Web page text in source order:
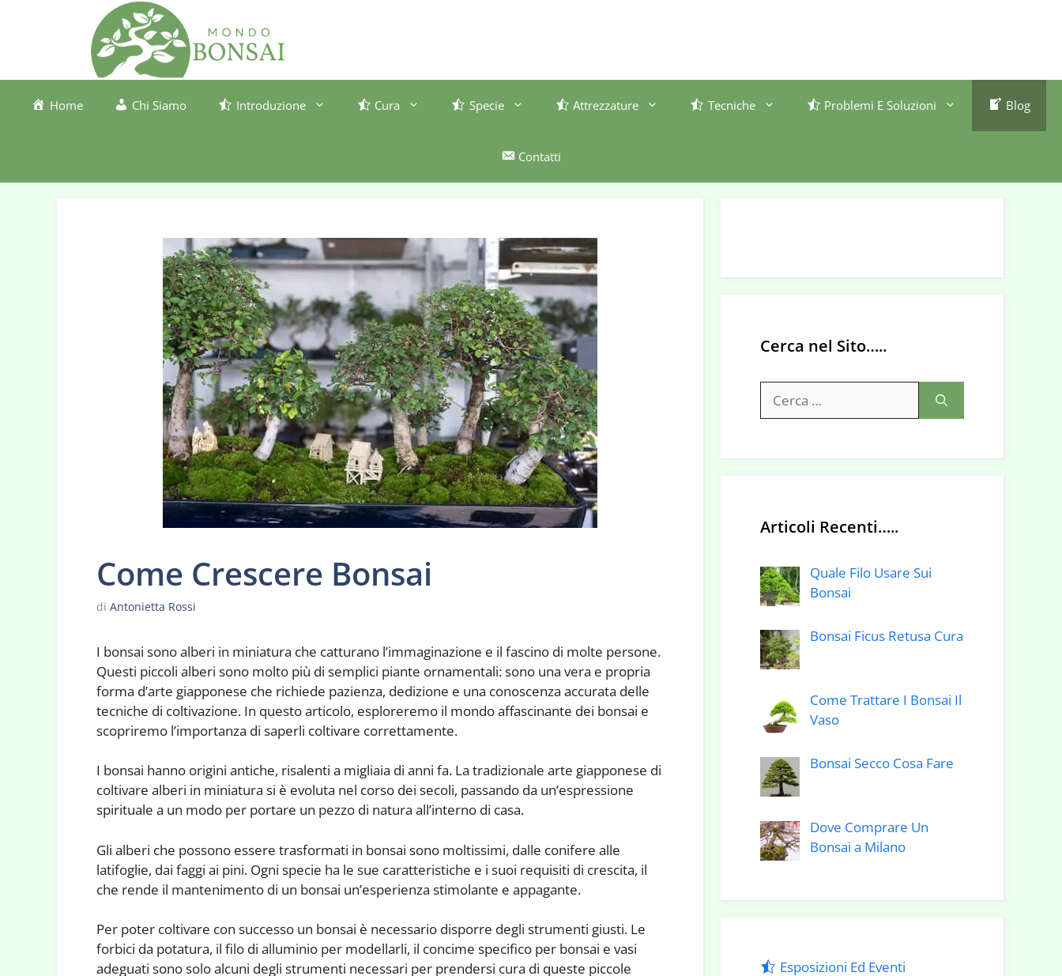
Home Chi Siamo Introduzione Cura Specie Attrezzature Tecniche Problemi E Soluzioni Blog
Contatti
Come Crescere Bonsai
di Antonietta Rossi
I bonsai sono alberi in miniatura che catturano l’immaginazione e il fascino di molte persone.
Questi piccoli alberi sono molto più di semplici piante ornamentali: sono una vera e propria
forma d’arte giapponese che richiede pazienza, dedizione e una conoscenza accurata delle
tecniche di coltivazione. In questo articolo, esploreremo il mondo affascinante dei bonsai e
scopriremo l’importanza di saperli coltivare correttamente.
I bonsai hanno origini antiche, risalenti a migliaia di anni fa. La tradizionale arte giapponese di
coltivare alberi in miniatura si è evoluta nel corso dei secoli, passando da un’espressione
spirituale a un modo per portare un pezzo di natura all’interno di casa.
Gli alberi che possono essere trasformati in bonsai sono moltissimi, dalle conifere alle
latifoglie, dai faggi ai pini. Ogni specie ha le sue caratteristiche e i suoi requisiti di crescita, il
che rende il mantenimento di un bonsai un’esperienza stimolante e appagante.
Per poter coltivare con successo un bonsai è necessario disporre degli strumenti giusti. Le
forbici da potatura, il filo di alluminio per modellarli, il concime specifico per bonsai e vasi
adeguati sono solo alcuni degli strumenti necessari per prendersi cura di queste piccole
Cerca nel Sito…..
per:
Articoli Recenti…..
Quale Filo Usare Sui
Bonsai
Bonsai Ficus Retusa Cura
Come Trattare I Bonsai Il
Vaso
Bonsai Secco Cosa Fare
Dove Comprare Un
Bonsai a Milano
Esposizioni Ed Eventi